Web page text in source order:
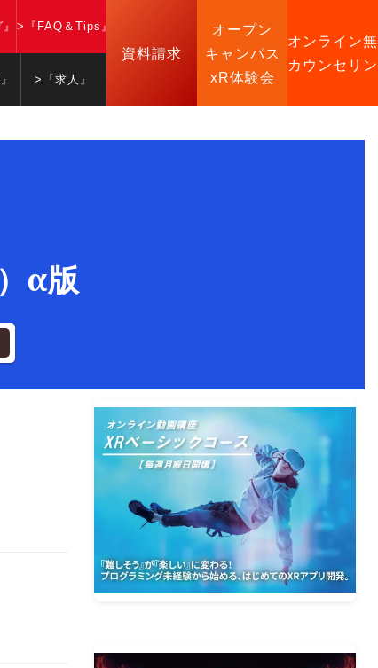
>『FAQ＆Tips』
>『求人』
資料請求
オープン
キャンパス
xR体験会
オンライン
カウンセリ
α版